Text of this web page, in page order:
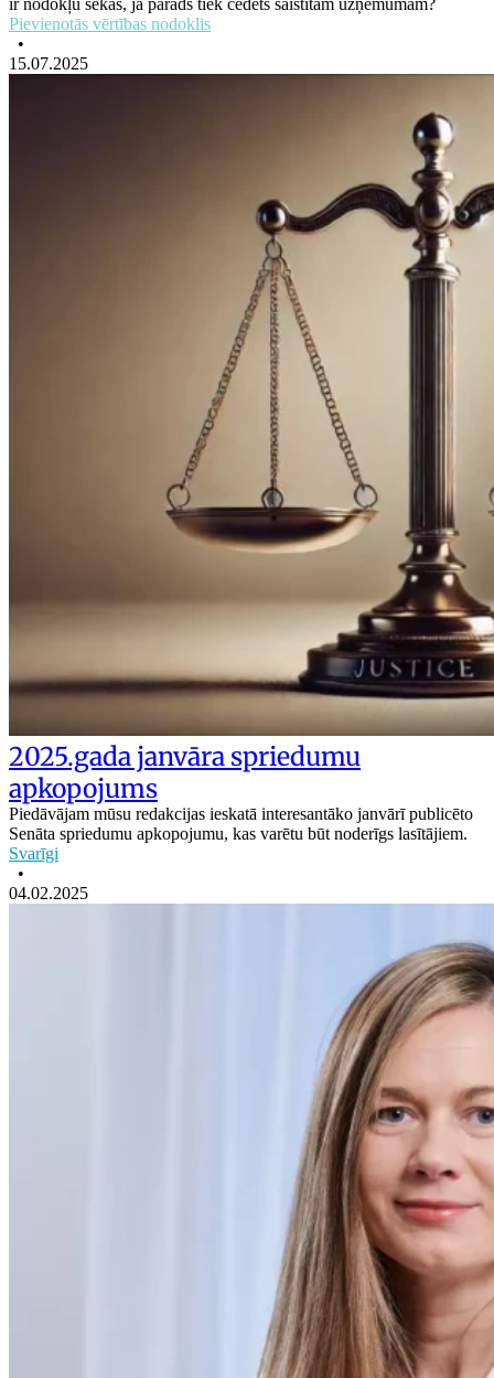
ir nodokļu sekas, ja parāds tiek cedēts saistītam uzņēmumam?
Pievienotās vērtības nodoklis
•
15.07.2025
2025.gada janvāra spriedumu
apkopojums
Piedāvājam mūsu redakcijas ieskatā interesantāko janvārī publicēto
Senāta spriedumu apkopojumu, kas varētu būt noderīgs lasītājiem.
Svarīgi
•
04.02.2025